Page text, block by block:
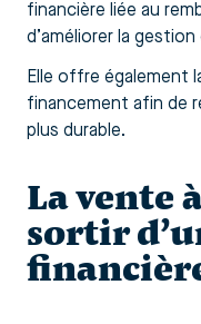
financière liée au
d’améliorer la
Elle offre également
financement afin de
plus durable.
La vente
sortir